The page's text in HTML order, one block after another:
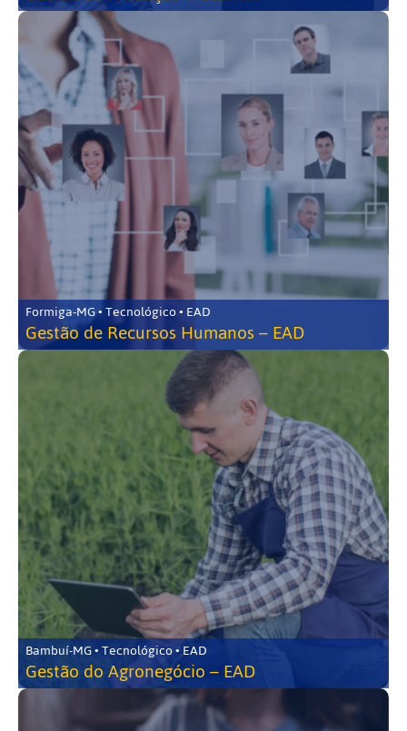
Formiga-MG • Tecnológico • EAD
Gestão de Recursos Humanos – EAD
Bambuí-MG • Tecnológico • EAD
Gestão do Agronegócio – EAD